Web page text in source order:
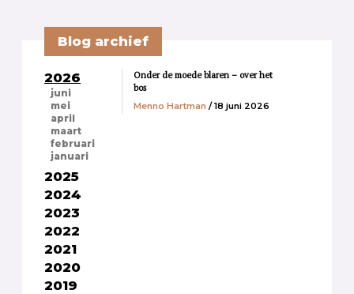
Blog archief
2026
juni
mei
april
maart
februari
januari
2025
2024
2023
2022
2021
2020
2019
Onder de moede blaren – over het
bos
Menno Hartman / 18 juni 2026